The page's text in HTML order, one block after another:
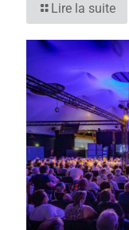
Lire la suite